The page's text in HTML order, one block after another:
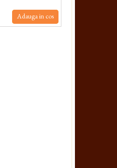
Adauga in cos